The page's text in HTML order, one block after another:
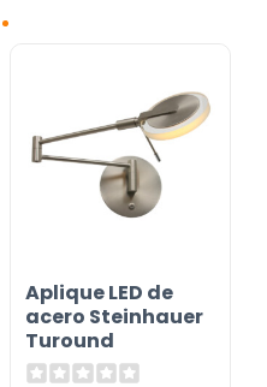
Aplique LED de
acero Steinhauer
Turound